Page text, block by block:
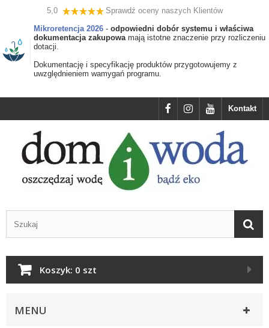
5,0
Sprawdź oceny naszych Klientów
Mikroretencja 2026 - odpowiedni dobór systemu i właściwa
dokumentacja zakupowamają istotne znaczenie przy rozliczeniu
dotacji.
Dokumentację i specyfikację produktów przygotowujemy z
uwzględnieniem wamygań programu.
Kontakt
Koszyk: 0 szt
MENU